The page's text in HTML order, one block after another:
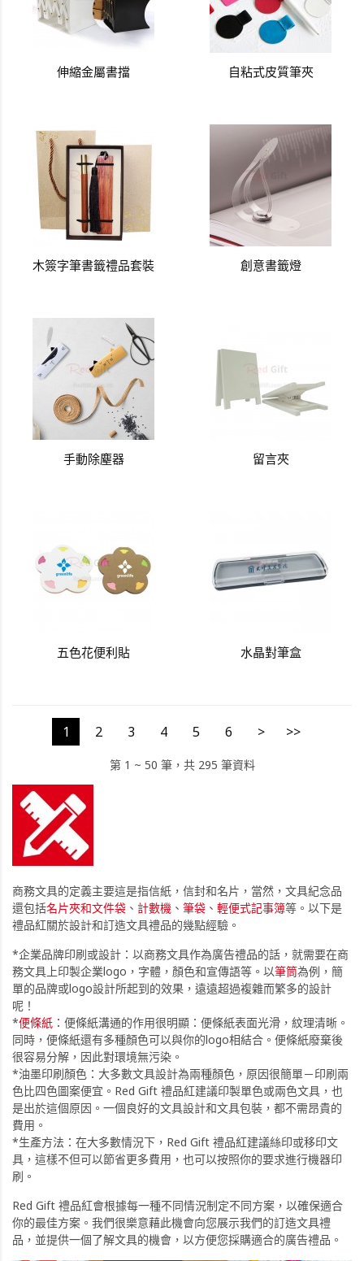
伸縮金屬書擋 自粘式皮質筆夾
木簽字筆書籤禮品套裝 創意書籤燈
手動除塵器 留言夾
五色花便利貼 水晶對筆盒
1 2 3 4 5 6 > >>
第 1 ~ 50 筆，共 295 筆資料
商務文具的定義主要這是指信紙，信封和名片，當然，文具紀念品
還包括名片夾和文件袋 、 計數機 、 筆袋 、 輕便式記事簿等。以下是
禮品紅關於設計和訂造文具禮品的幾點經驗。
*企業品牌印刷或設計：以商務文具作為廣告禮品的話，就需要在商
務文具上印製企業logo，字體，顏色和宣傳語等。以筆筒為例，簡
單的品牌或logo設計所起到的效果，遠遠超過複雜而繁多的設計
呢！
*便條紙 ：便條紙溝通的作用很明顯：便條紙表面光滑，紋理清晰。
同時，便條紙還有多種顏色可以與你的logo相結合。便條紙廢棄後
很容易分解，因此對環境無污染。
*油墨印刷顏色：大多數文具設計為兩種顏色，原因很簡單－印刷兩
色比四色圖案便宜。Red Gift 禮品紅建議印製單色或兩色文具，也
是出於這個原因。一個良好的文具設計和文具包裝，都不需昂貴的
費用。
*生產方法：在大多數情況下，Red Gift 禮品紅建議絲印或移印文
具，這樣不但可以節省更多費用，也可以按照你的要求進行機器印
刷。
Red Gift 禮品紅會根據每一種不同情況制定不同方案，以確保適合
你的最佳方案。我們很樂意藉此機會向您展示我們的訂造文具禮
品，並提供一個了解文具的機會，以方便您採購適合的廣告禮品。